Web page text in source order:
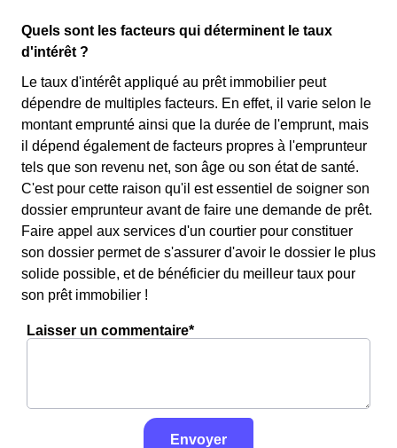
Quels sont les facteurs qui déterminent le taux
d'intérêt ?
Le taux d'intérêt appliqué au prêt immobilier peut
dépendre de multiples facteurs. En effet, il varie selon le
montant emprunté ainsi que la durée de l'emprunt, mais
il dépend également de facteurs propres à l'emprunteur
tels que son revenu net, son âge ou son état de santé.
C'est pour cette raison qu'il est essentiel de soigner son
dossier emprunteur avant de faire une demande de prêt.
Faire appel aux services d'un courtier pour constituer
son dossier permet de s'assurer d'avoir le dossier le plus
solide possible, et de bénéficier du meilleur taux pour
son prêt immobilier !
Laisser un commentaire*
Envoyer